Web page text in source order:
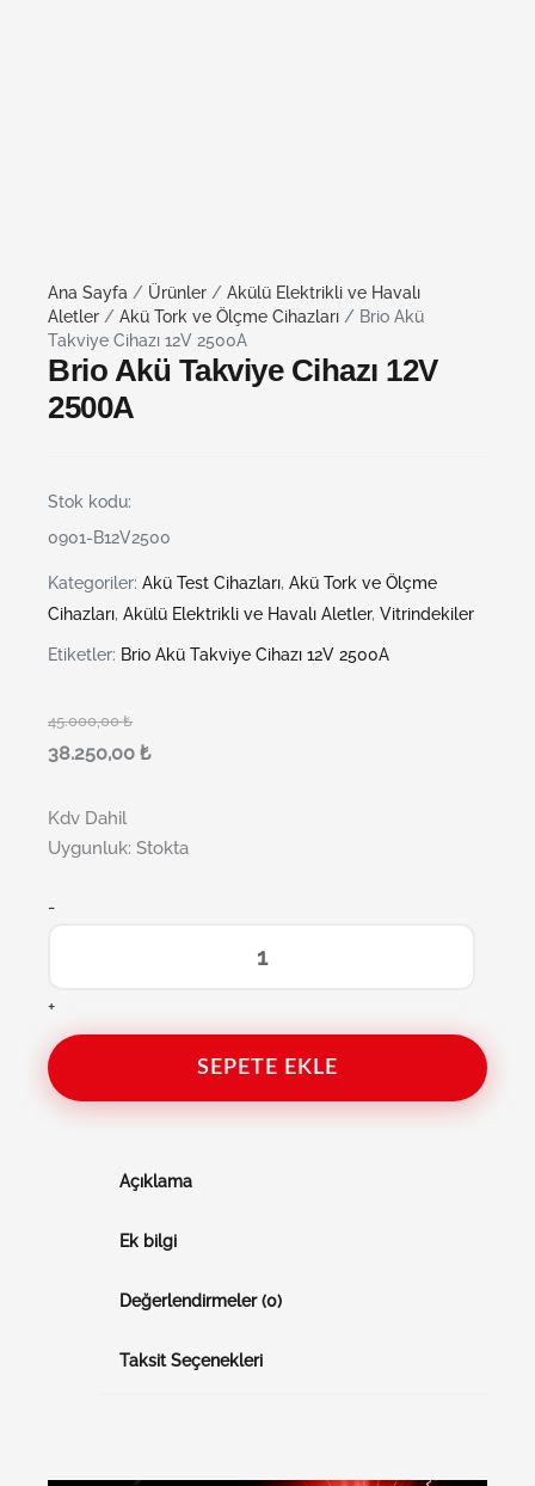
Ana Sayfa / Ürünler / Akülü Elektrikli ve Havalı
Aletler / Akü Tork ve Ölçme Cihazları / Brio Akü
Takviye Cihazı 12V 2500A
Brio Akü Takviye Cihazı 12V
2500A
Stok kodu:
0901-B12V2500
Kategoriler: Akü Test Cihazları, Akü Tork ve Ölçme
Cihazları, Akülü Elektrikli ve Havalı Aletler, Vitrindekiler
Etiketler: Brio Akü Takviye Cihazı 12V 2500A
45.000,00₺
38.250,00 ₺
Kdv Dahil
Uygunluk: Stokta
-
+
SEPETE EKLE
Açıklama
Ek bilgi
Değerlendirmeler (0)
Taksit Seçenekleri